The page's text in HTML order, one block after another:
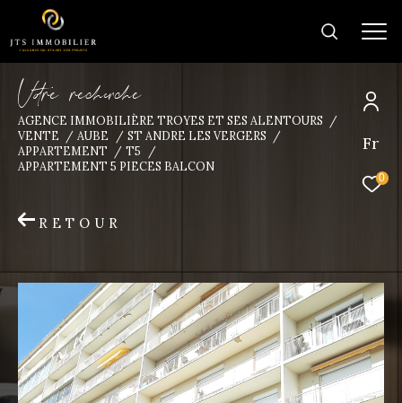
Fr
0
Vore recece
AGENCE IMMOBILIÈRE TROYES ET SES ALENTOURS
VENTE
AUBE
ST ANDRE LES VERGERS
APPARTEMENT
T5
APPARTEMENT 5 PIECES BALCON
RETOUR
Trouver la
propriété de vos rêves
Type
bien
Type de bien
Ville